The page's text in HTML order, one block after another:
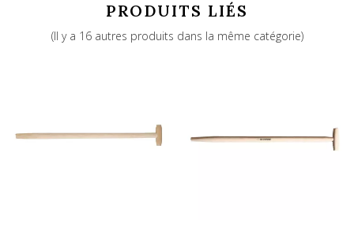
PRODUITS LIÉS
(Il y a 16 autres produits dans la même catégorie)